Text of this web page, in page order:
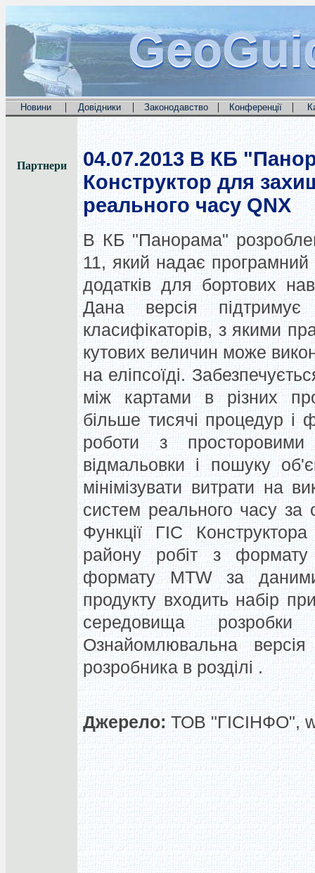
Новини | Довідники | Законодавство | Конференції |
Партнери 04.07.2013 В КБ
Конструктор для
реального часу QNX
В КБ "Панорама"
11, який надає програмний
додатків для бортових
Дана версія
класифікаторів, з якими
кутових величин може
на еліпсоїді.
між картами в різних
більше тисячі процедур і
роботи з просторовими
відмальовки і пошуку
мінімізувати витрати на
систем реального часу за
Функції ГІС
району робіт з
формату MTW за
продукту входить набір
середовища
Ознайомлювальна
розробника в розділі .
Джерело: ТОВ "ГІСІНФО",